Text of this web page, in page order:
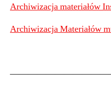
Archiwizacja materiałów
Archiwizacja Materiałów